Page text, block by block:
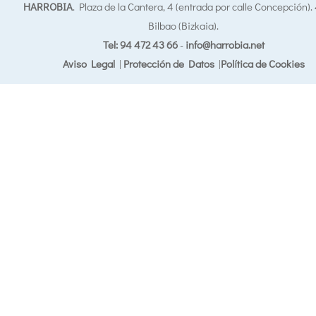
HARROBIA. Plaza de la Cantera, 4 (entrada por calle
Bilbao (Bizkaia).
Tel: 94 472 43 66- info@harrobia.net
Aviso Legal| Protección de Datos|Política de Cookies